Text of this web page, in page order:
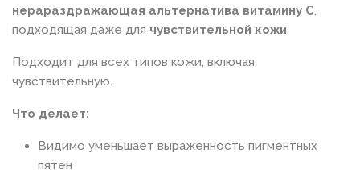
нерараздражающая альтернатива витамину С,
подходящая даже для чувствительной кожи.
Подходит для всех типов кожи, включая
чувствительную.
Что делает:
Видимо уменьшает выраженность пигментных
пятен